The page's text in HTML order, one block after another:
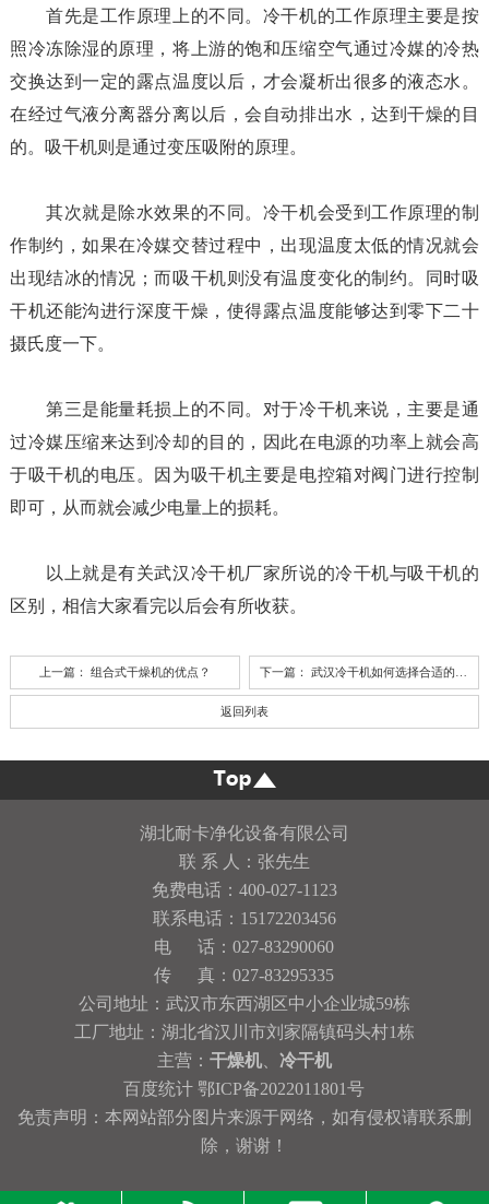
首先是工作原理上的不同。冷干机的工作原理主要是按
照冷冻除湿的原理，将上游的饱和压缩空气通过冷媒的冷热
交换达到一定的露点温度以后，才会凝析出很多的液态水。
在经过气液分离器分离以后，会自动排出水，达到干燥的目
的。吸干机则是通过变压吸附的原理。
其次就是除水效果的不同。冷干机会受到工作原理的制
作制约，如果在冷媒交替过程中，出现温度太低的情况就会
出现结冰的情况；而吸干机则没有温度变化的制约。同时吸
干机还能沟进行深度干燥，使得露点温度能够达到零下二十
摄氏度一下。
第三是能量耗损上的不同。对于冷干机来说，主要是通
过冷媒压缩来达到冷却的目的，因此在电源的功率上就会高
于吸干机的电压。因为吸干机主要是电控箱对阀门进行控制
即可，从而就会减少电量上的损耗。
以上就是有关武汉冷干机厂家所说的冷干机与吸干机的
区别，相信大家看完以后会有所收获。
上一篇： 组合式干燥机的优点？ 下一篇： 武汉冷干机如何选择合适的热气旁通呢？
返回列表
湖北耐卡净化设备有限公司
联 系 人：张先生
免费电话：400-027-1123
联系电话：15172203456
电 话：027-83290060
传 真：027-83295335
公司地址：武汉市东西湖区中小企业城59栋
工厂地址：湖北省汉川市刘家隔镇码头村1栋
主营： 干燥机、 冷干机
百度统计 鄂ICP备2022011801号
免责声明：本网站部分图片来源于网络，如有侵权请联系删
除，谢谢！